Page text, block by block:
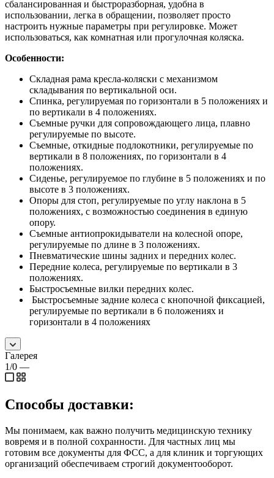
сбалансированная и быстроразборная, удобна в
использовании, легка в обращении, позволяет просто
настроить нужные параметры при регулировке. Может
использоваться, как комнатная или прогулочная коляска.
Особенности:
Складная рама кресла-коляски с механизмом
складывания по вертикальной оси.
Спинка, регулируемая по горизонтали в 5 положениях и
по вертикали в 4 положениях.
Съемные ручки для сопровождающего лица, плавно
регулируемые по высоте.
Съемные, откидные подлокотники, регулируемые по
вертикали в 8 положениях, по горизонтали в 4
положениях.
Сиденье, регулируемое по глубине в 5 положениях и по
высоте в 3 положениях.
Опоры для стоп, регулируемые по углу наклона в 5
положениях, с возможностью соединения в единую
опору.
Съемные антиопрокидыватели на колесной опоре,
регулируемые по длине в 3 положениях.
Пневматические шины задних и передних колес.
Передние колеса, регулируемые по вертикали в 3
положениях.
Быстросъемные вилки передних колес.
Быстросъемные задние колеса с кнопочной фиксацией,
регулируемые по вертикали в 6 положениях и
горизонтали в 4 положениях
Галерея
1/0 —
Способы доставки:
Мы понимаем, как важно получить медицинскую технику
вовремя и в полной сохранности. Для частных лиц мы
готовим все документы для ФСС, а для клиник и торгующих
организаций обеспечиваем строгий документооборот.